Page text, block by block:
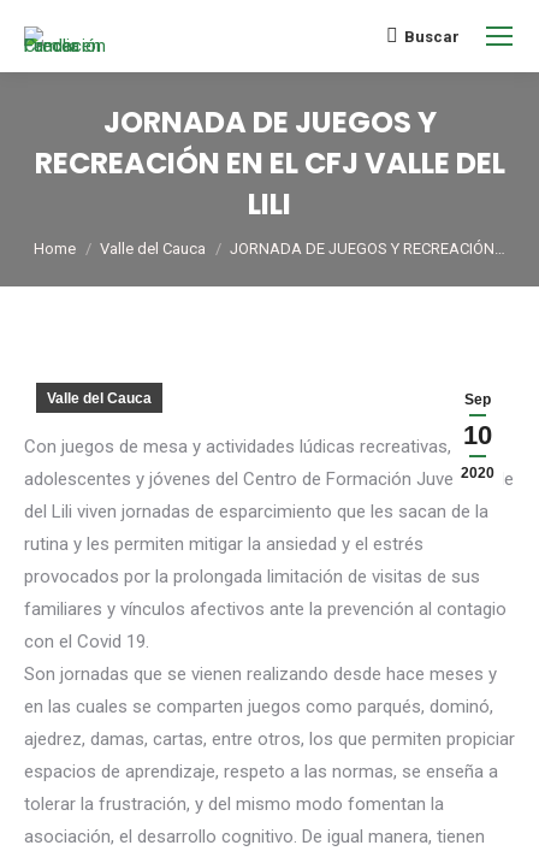
Buscar
JORNADA DE JUEGOS Y
RECREACIÓN EN EL CFJ VALLE DEL
LILI
You are here:
Home Valle del Cauca JORNADA DE JUEGOS Y RECREACIÓN…
Sep
10
2020
Valle del Cauca
Con juegos de mesa y actividades lúdicas recreativas, los
adolescentes y jóvenes del Centro de Formación Juvenil Valle
del Lili viven jornadas de esparcimiento que les sacan de la
rutina y les permiten mitigar la ansiedad y el estrés
provocados por la prolongada limitación de visitas de sus
familiares y vínculos afectivos ante la prevención al contagio
con el Covid 19.
Son jornadas que se vienen realizando desde hace meses y
en las cuales se comparten juegos como parqués, dominó,
ajedrez, damas, cartas, entre otros, los que permiten propiciar
espacios de aprendizaje, respeto a las normas, se enseña a
tolerar la frustración, y del mismo modo fomentan la
asociación, el desarrollo cognitivo. De igual manera, tienen